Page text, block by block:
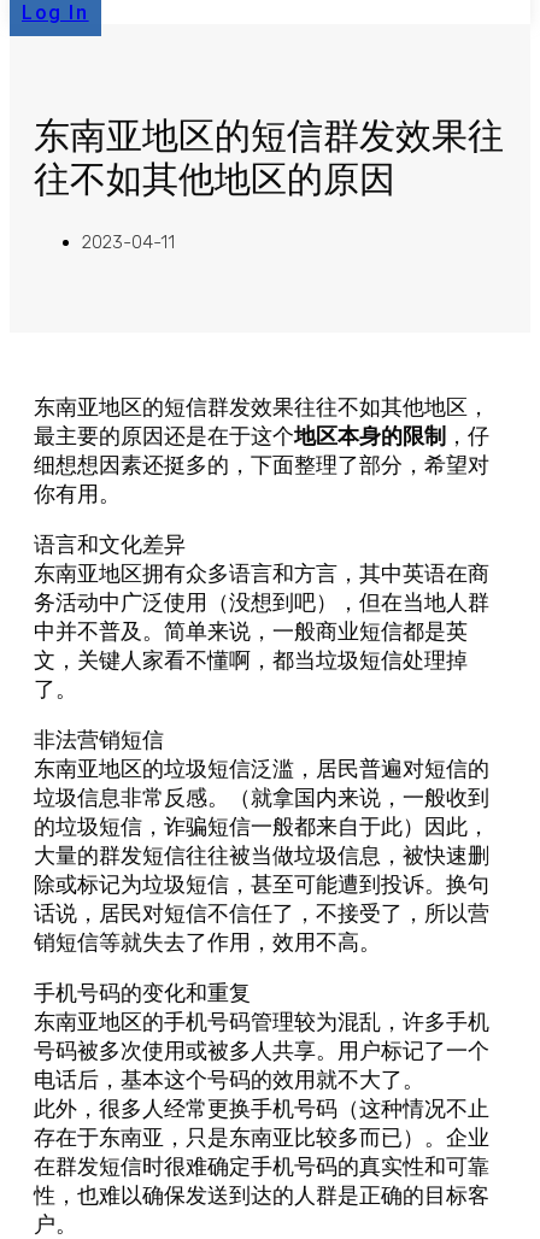
Log In
东南亚地区的短信群发效果往
往不如其他地区的原因
2023-04-11
东南亚地区的短信群发效果往往不如其他地区，
最主要的原因还是在于这个地区本身的限制 ，仔
细想想因素还挺多的，下面整理了部分，希望对
你有用。
语言和文化差异
东南亚地区拥有众多语言和方言，其中英语在商
务活动中广泛使用（没想到吧），但在当地人群
中并不普及。简单来说，一般商业短信都是英
文，关键人家看不懂啊，都当垃圾短信处理掉
了。
非法营销短信
东南亚地区的垃圾短信泛滥，居民普遍对短信的
垃圾信息非常反感。（就拿国内来说，一般收到
的垃圾短信，诈骗短信一般都来自于此）因此，
大量的群发短信往往被当做垃圾信息，被快速删
除或标记为垃圾短信，甚至可能遭到投诉。换句
话说，居民对短信不信任了，不接受了，所以营
销短信等就失去了作用，效用不高。
手机号码的变化和重复
东南亚地区的手机号码管理较为混乱，许多手机
号码被多次使用或被多人共享。用户标记了一个
电话后，基本这个号码的效用就不大了。
此外，很多人经常更换手机号码（这种情况不止
存在于东南亚，只是东南亚比较多而已）。企业
在群发短信时很难确定手机号码的真实性和可靠
性，也难以确保发送到达的人群是正确的目标客
户。